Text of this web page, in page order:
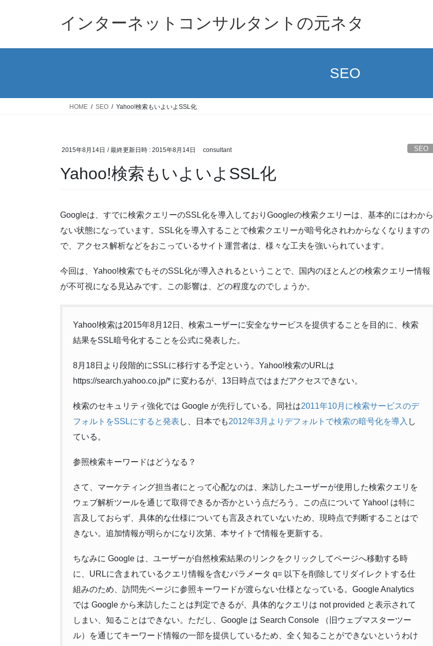
インターネットコンサルタントの元ネタ
SEO
HOME SEO Yahoo!検索もいよいよSSL化
2015年8月14日 / 最終更新日時 : 2015年8月14日 consultant SEO
Yahoo!検索もいよいよSSL化
Googleは、すでに検索クエリーのSSL化を導入しておりGoogleの検索クエリーは、基本的にはわから
ない状態になっています。SSL化を導入することで検索クエリーが暗号化されわからなくなりますの
で、アクセス解析などをおこっているサイト運営者は、様々な工夫を強いられています。
今回は、Yahoo!検索でもそのSSL化が導入されるということで、国内のほとんどの検索クエリー情報
が不可視になる見込みです。この影響は、どの程度なのでしょうか。
Yahoo!検索は2015年8月12日、検索ユーザーに安全なサービスを提供することを目的に、検索
結果をSSL暗号化することを公式に発表した。
8月18日より段階的にSSLに移行する予定という。Yahoo!検索のURLは
https://search.yahoo.co.jp/* に変わるが、13日時点ではまだアクセスできない。
検索のセキュリティ強化では Google が先行している。同社は2011年10月に検索サービスのデ
フォルトをSSLにすると発表 し、日本でも2012年3月よりデフォルトで検索の暗号化を導入 し
ている。
参照検索キーワードはどうなる？
さて、マーケティング担当者にとって心配なのは、来訪したユーザーが使用した検索クエリを
ウェブ解析ツールを通じて取得できるか否かという点だろう。この点について Yahoo! は特に
言及しておらず、具体的な仕様についても言及されていないため、現時点で判断することはで
きない。追加情報が明らかになり次第、本サイトで情報を更新する。
ちなみに Google は、ユーザーが自然検索結果のリンクをクリックしてページへ移動する時
に、URLに含まれているクエリ情報を含むパラメータ q= 以下を削除してリダイレクトする仕
組みのため、訪問先ページに参照キーワードが渡らない仕様となっている。Google Analytics
では Google から来訪したことは判定できるが、具体的なクエリは not provided と表示されて
しまい、知ることはできない。ただし、Google は Search Console （旧ウェブマスターツー
ル）を通じてキーワード情報の一部を提供しているため、全く知ることができないというわけ